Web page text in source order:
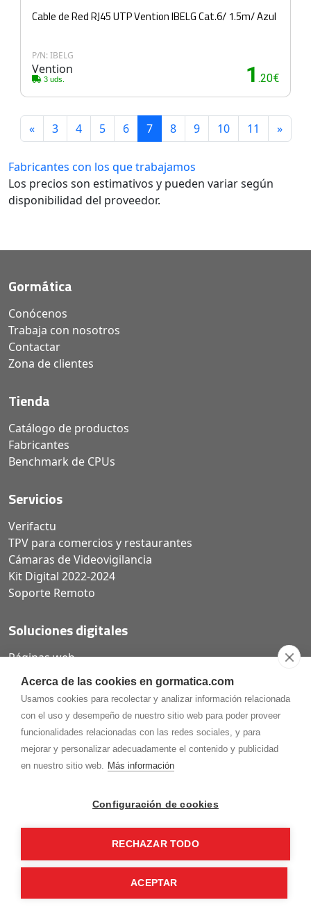
Acerca de las cookies en gormatica.com
Usamos cookies para recolectar y analizar información relacionada
con el uso y desempeño de nuestro sitio web para poder proveer
funcionalidades relacionadas con las redes sociales, y para
mejorar y personalizar adecuadamente el contenido y publicidad
en nuestro sitio web. Más información
Configuración de cookies
RECHAZAR TODO
ACEPTAR
Cable de Red RJ45 UTP Vention IBELG Cat.6/ 1.5m/ Azul
P/N: IBELG
Vention
3 uds. 1 .20€
« 3 4 5 6 7 8 9 10 11 »
Fabricantes con los que trabajamos
Los precios son estimativos y pueden variar según
disponibilidad del proveedor.
Gormática
Conócenos
Trabaja con nosotros
Contactar
Zona de clientes
Tienda
Catálogo de productos
Fabricantes
Benchmark de CPUs
Servicios
Verifactu
TPV para comercios y restaurantes
Cámaras de Videovigilancia
Kit Digital 2022-2024
Soporte Remoto
Soluciones digitales
Páginas web
Tiendas online
975.368.262
¡Síguenos en nuestras redes!